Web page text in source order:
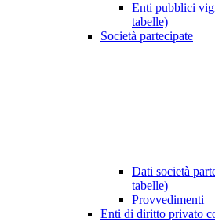
Enti pubblici
tabelle)
Società partecipate
Dati società
tabelle)
Provvedimenti
Enti di diritto privato